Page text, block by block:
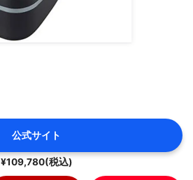
公式サイト
¥109,780(税込)